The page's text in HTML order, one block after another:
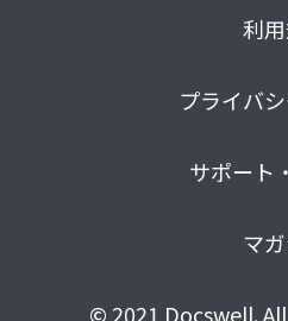
利
プライバ
サポート
マ
© 2021 Docswell.